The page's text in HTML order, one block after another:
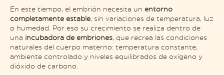
En este tiempo, el embrión necesita un entorno
completamente estable, sin variaciones de temperatura, luz
o humedad. Por eso su crecimiento se realiza dentro de
una incubadora de embriones, que recrea las condiciones
naturales del cuerpo materno: temperatura constante,
ambiente controlado y niveles equilibrados de oxígeno y
dióxido de carbono.